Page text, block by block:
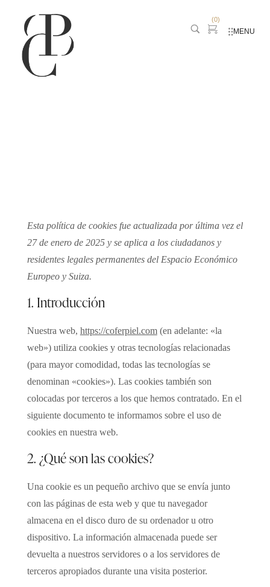
(0)
MENU
Esta política de cookies fue actualizada por última vez el
27 de enero de 2025 y se aplica a los ciudadanos y
residentes legales permanentes del Espacio Económico
Europeo y Suiza.
1. Introducción
Nuestra web, https://coferpiel.com(en adelante: «la
web») utiliza cookies y otras tecnologías relacionadas
(para mayor comodidad, todas las tecnologías se
denominan «cookies»). Las cookies también son
colocadas por terceros a los que hemos contratado. En el
siguiente documento te informamos sobre el uso de
cookies en nuestra web.
2. ¿Qué son las cookies?
Una cookie es un pequeño archivo que se envía junto
con las páginas de esta web y que tu navegador
almacena en el disco duro de su ordenador u otro
dispositivo. La información almacenada puede ser
devuelta a nuestros servidores o a los servidores de
terceros apropiados durante una visita posterior.